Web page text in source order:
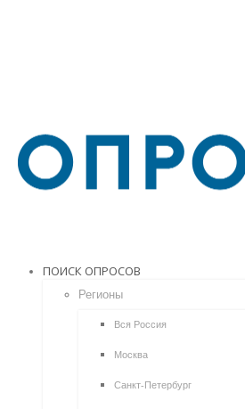
ПОИСК ОПРОСОВ
Регионы
Вся Россия
Москва
Санкт-Петербург